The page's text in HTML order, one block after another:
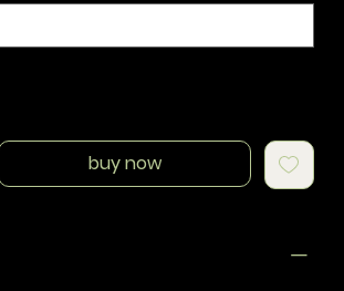
buy now